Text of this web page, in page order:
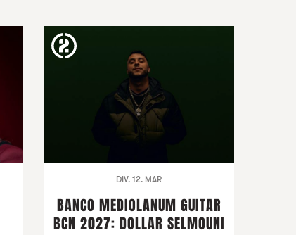
DIV. 12. MAR
BANCO MEDIOLANUM GUITAR
BCN 2027: DOLLAR SELMOUNI